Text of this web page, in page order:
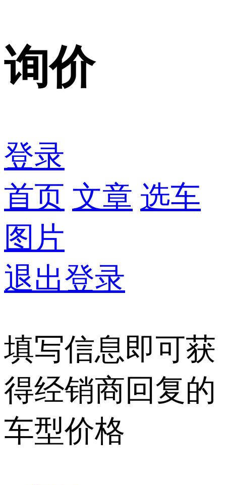
询价
登录
首页 文章 选车
图片
退出登录
填写信息即可获
得经销商回复的
车型价格